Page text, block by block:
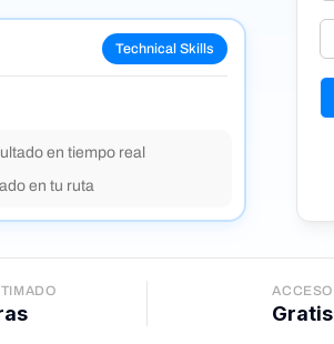
de diseño web con
Technical Skills
en tiempo real
en tu ruta
ACCESO
Gratis